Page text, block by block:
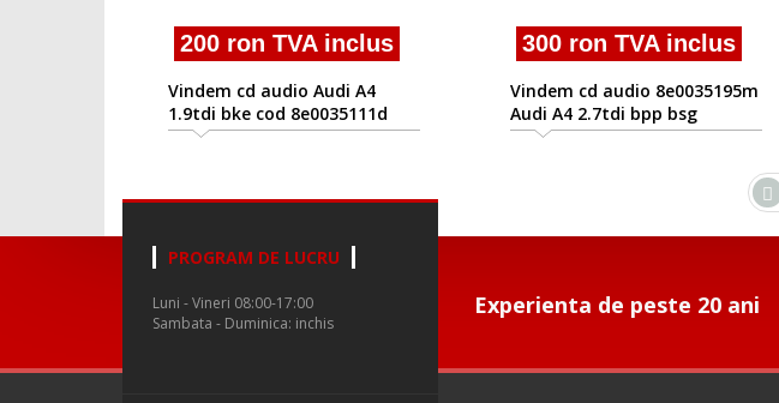
200 ron TVA inclus
Vindem cd audio Audi A4
1.9tdi bke cod 8e0035111d
300 ron TVA inclus
Vindem cd audio 8e0035195m
Audi A4 2.7tdi bpp bsg
Experienta de peste 20 ani
PROGRAM DE LUCRU
Luni - Vineri 08:00-17:00
Sambata - Duminica: inchis